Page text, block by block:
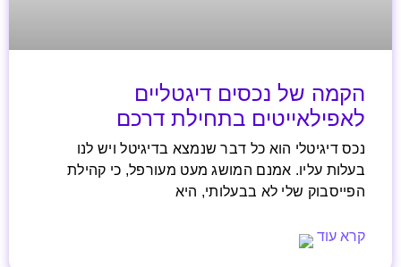
הקמה של נכסים דיגטליים
לאפילאייטים בתחילת דרכם
נכס דיגיטלי הוא כל דבר שנמצא בדיגיטל ויש לנו
בעלות עליו. אמנם המושג מעט מעורפל, כי קהילת
הפייסבוק שלי לא בבעלותי, היא
קרא עוד